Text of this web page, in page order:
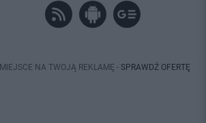
MIEJSCE NA TWOJĄ REKLAMĘ - SPRAWDŹ OFERTĘ